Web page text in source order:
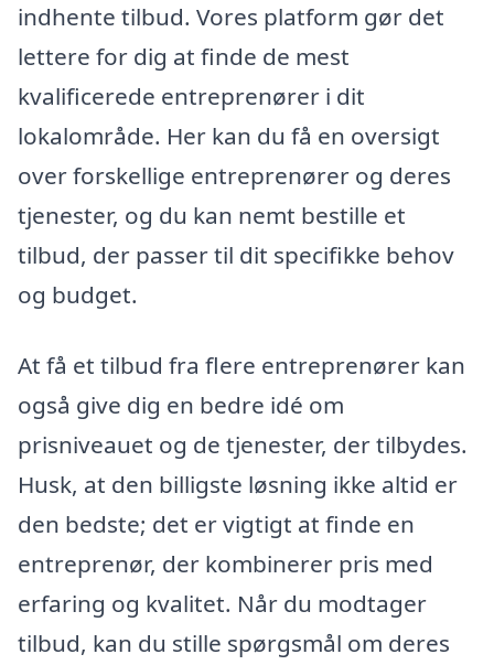
indhente tilbud. Vores platform gør det
lettere for dig at finde de mest
kvalificerede entreprenører i dit
lokalområde. Her kan du få en oversigt
over forskellige entreprenører og deres
tjenester, og du kan nemt bestille et
tilbud, der passer til dit specifikke behov
og budget.
At få et tilbud fra flere entreprenører kan
også give dig en bedre idé om
prisniveauet og de tjenester, der tilbydes.
Husk, at den billigste løsning ikke altid er
den bedste; det er vigtigt at finde en
entreprenør, der kombinerer pris med
erfaring og kvalitet. Når du modtager
tilbud, kan du stille spørgsmål om deres